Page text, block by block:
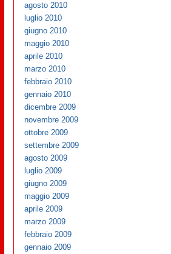
agosto 2010
luglio 2010
giugno 2010
maggio 2010
aprile 2010
marzo 2010
febbraio 2010
gennaio 2010
dicembre 2009
novembre 2009
ottobre 2009
settembre 2009
agosto 2009
luglio 2009
giugno 2009
maggio 2009
aprile 2009
marzo 2009
febbraio 2009
gennaio 2009